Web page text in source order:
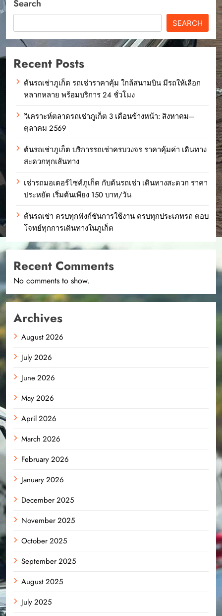
Search
SEARCH
Recent Posts
ต้นรถเช่าภูเก็ต รถเช่าราคาคุ้ม ใกล้สนามบิน มีรถให้เลือก
หลากหลาย พร้อมบริการ 24 ชั่วโมง
วิเคราะห์ตลาดรถเช่าภูเก็ต 3 เดือนข้างหน้า: สิงหาคม–
ตุลาคม 2569
ต้นรถเช่าภูเก็ต บริการรถเช่าครบวงจร ราคาคุ้มค่า เดินทาง
สะดวกทุกเส้นทาง
เช่ารถมอเตอร์ไซค์ภูเก็ต กับต้นรถเช่า เดินทางสะดวก ราคา
ประหยัด เริ่มต้นเพียง 150 บาท/วัน
ต้นรถเช่า ครบทุกฟังก์ชันการใช้งาน ครบทุกประเภทรถ ตอบ
โจทย์ทุกการเดินทางในภูเก็ต
Recent Comments
No comments to show.
Archives
August 2026
July 2026
June 2026
May 2026
April 2026
March 2026
February 2026
January 2026
December 2025
November 2025
October 2025
September 2025
August 2025
July 2025